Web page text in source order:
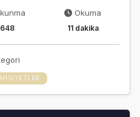
Okuma
11 dakika